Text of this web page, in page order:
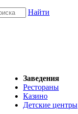
Найти
Заведения
Рестораны
Казино
Детские центры